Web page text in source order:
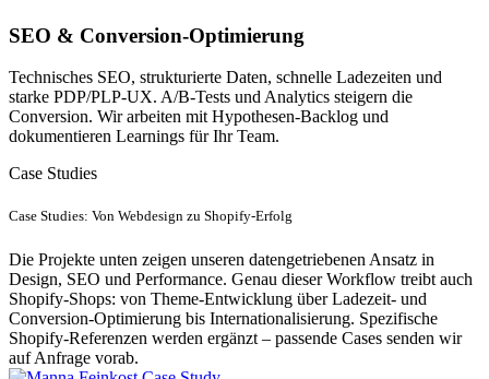
SEO & Conversion-Optimierung
Technisches SEO, strukturierte Daten, schnelle Ladezeiten und
starke PDP/PLP-UX. A/B-Tests und Analytics steigern die
Conversion. Wir arbeiten mit Hypothesen-Backlog und
dokumentieren Learnings für Ihr Team.
Case Studies
Case Studies: Von Webdesign zu Shopify-Erfolg
Die Projekte unten zeigen unseren datengetriebenen Ansatz in
Design, SEO und Performance. Genau dieser Workflow treibt auch
Shopify-Shops: von Theme-Entwicklung über Ladezeit- und
Conversion-Optimierung bis Internationalisierung. Spezifische
Shopify-Referenzen werden ergänzt – passende Cases senden wir
auf Anfrage vorab.